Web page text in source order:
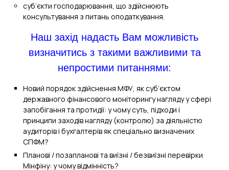
суб’єкти господарювання, що здійснюють
консультування з питань оподаткування.
Наш захід надасть Вам можливість
визначитись з такими важливими та
непростими питаннями:
Новий порядок здійснення МФУ, як суб’єктом
державного фінансового моніторингу нагляду у сфері
запобігання та протидії: у чому суть, підходи і
принципи заходів нагляду (контролю) за діяльністю
аудиторів і бухгалтерів як спеціально визначених
СПФМ?
Планові / позапланові та виїзні / безвиїзні перевірки
Мінфіну: у чому відмінність?